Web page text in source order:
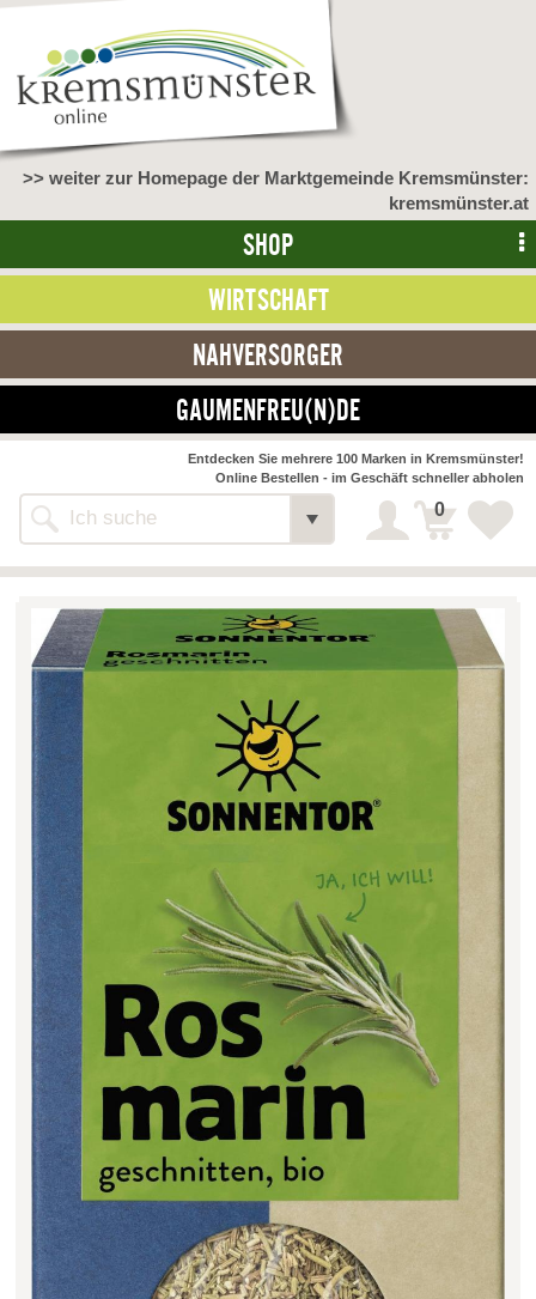
>> weiter zur Homepage der Marktgemeinde Kremsmünster:
kremsmünster.at
SHOP
WIRTSCHAFT
NAHVERSORGER
GAUMENFREU(N)DE
Alle Webseiten
Entdecken Sie mehrere 100 Marken in Kremsmünster!
Online Bestellen - im Geschäft schneller abholen
0
NAHVERSORGER
>> Bauernmarkt << Detail
Bäckerei-Konditorei-Café
Biohof Öllinger Detail
Fleischerei Hüthmayr
Detail
Kuglbauer - Familie Bischof
La Toscana Anita Wolf e.U. Detail
Söllradls Naturkostladen
Detail
Weinkellerei Stift
Kremsmünster
Detail
Wildkraut Detail
KATEGORIE
Filter zurücksetzen